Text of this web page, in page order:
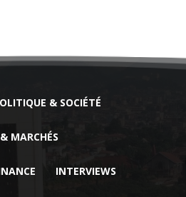
& SOCIÉTÉ
MARCHÉS
INTERVIEWS